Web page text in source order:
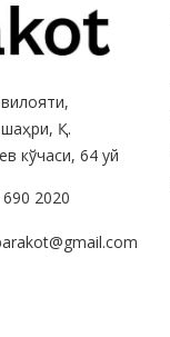
Қ.
кўчаси, 64 уй
2020